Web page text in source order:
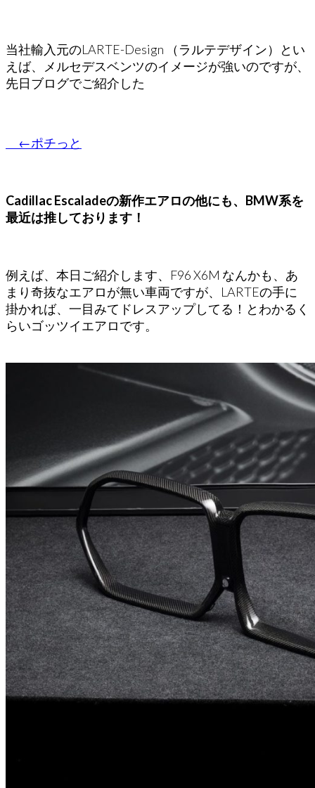
当社輸入元のLARTE-Design （ラルテデザイン）とい
えば、メルセデスベンツのイメージが強いのですが、
先日ブログでご紹介した
←ポチっと
Cadillac Escaladeの新作エアロの他にも、BMW系を
最近は推しております！
例えば、本日ご紹介します、F96 X6M なんかも、あ
まり奇抜なエアロが無い車両ですが、LARTEの手に
掛かれば、一目みてドレスアップしてる！とわかるく
らいゴッツイエアロです。